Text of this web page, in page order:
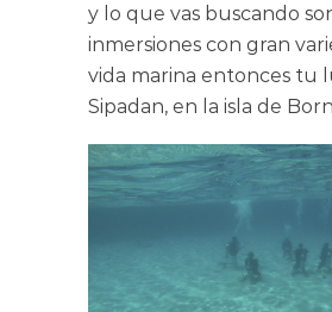
y lo que vas buscando
inmersiones con gran
vida marina entonces tu
Sipadan, en la isla de